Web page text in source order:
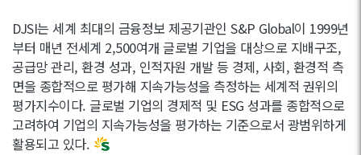
DJSI는 세계 최대의 금융정보 제공기관인 S&P Global이 1999년
부터 매년 전세계 2,500여개 글로벌 기업을 대상으로 지배구조,
공급망 관리, 환경 성과, 인적자원 개발 등 경제, 사회, 환경적 측
면을 종합적으로 평가해 지속가능성을 측정하는 세계적 권위의
평가지수이다. 글로벌 기업의 경제적 및 ESG 성과를 종합적으로
고려하여 기업의 지속가능성을 평가하는 기준으로서 광범위하게
활용되고 있다.